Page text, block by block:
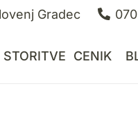
Gradec
STORITVE CENIK